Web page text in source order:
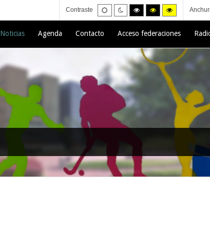
Contraste
Default
mode
Night
mode
High
contrast
black/white
High
contrast
black/yellow
High
contrast
yellow/black
Noticias Agenda Contacto Acceso federaciones